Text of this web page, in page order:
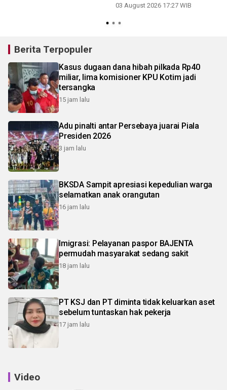
03 August 2026 17:27 WIB
Berita Terpopuler
Kasus dugaan dana hibah pilkada Rp40
miliar, lima komisioner KPU Kotim jadi
tersangka
15 jam lalu
Adu pinalti antar Persebaya juarai Piala
Presiden 2026
3 jam lalu
BKSDA Sampit apresiasi kepedulian warga
selamatkan anak orangutan
16 jam lalu
Imigrasi: Pelayanan paspor BAJENTA
permudah masyarakat sedang sakit
18 jam lalu
PT KSJ dan PT diminta tidak keluarkan aset
sebelum tuntaskan hak pekerja
17 jam lalu
Video